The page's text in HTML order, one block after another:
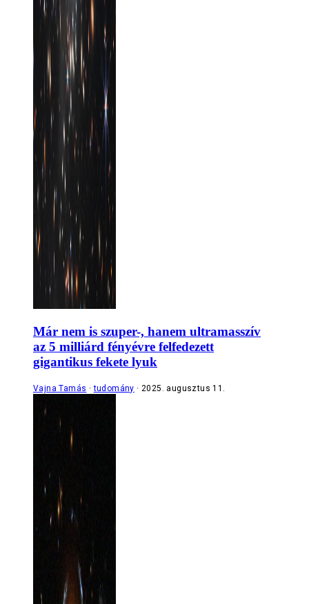
Már nem is szuper-, hanem ultramasszív
az 5 milliárd fényévre felfedezett
gigantikus fekete lyuk
Vajna Tamás tudomány 2025. augusztus 11.